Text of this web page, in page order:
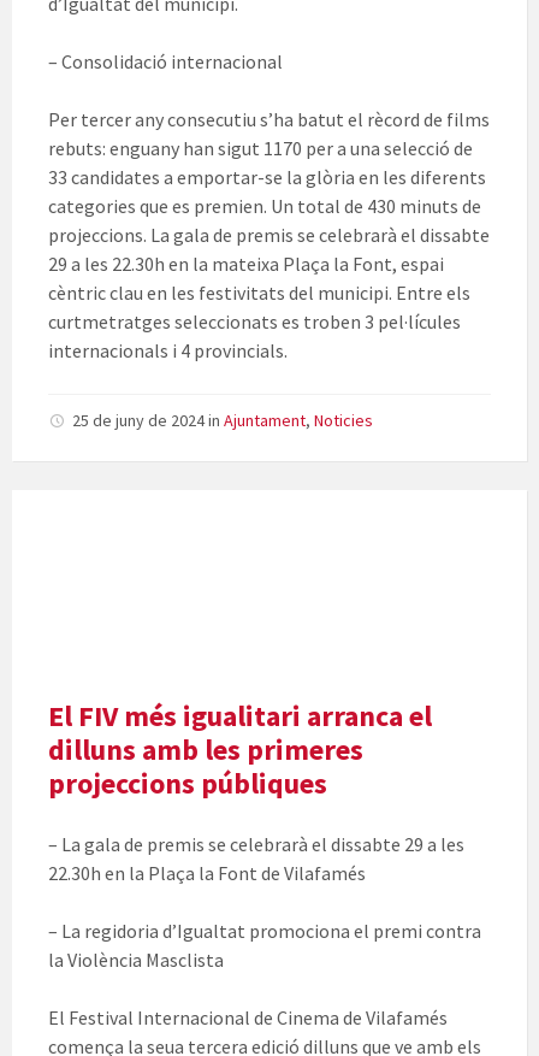
– Consolidació internacional
Per tercer any consecutiu s’ha batut el rècord de films
rebuts: enguany han sigut 1170 per a una selecció de
33 candidates a emportar-se la glòria en les diferents
categories que es premien. Un total de 430 minuts de
projeccions. La gala de premis se celebrarà el dissabte
29 a les 22.30h en la mateixa Plaça la Font, espai
cèntric clau en les festivitats del municipi. Entre els
curtmetratges seleccionats es troben 3 pel·lícules
internacionals i 4 provincials.
25 de juny de 2024in Ajuntament, Noticies
El FIV més igualitari arranca el
dilluns amb les primeres
projeccions públiques
– La gala de premis se celebrarà el dissabte 29 a les
22.30h en la Plaça la Font de Vilafamés
– La regidoria d’Igualtat promociona el premi contra
la Violència Masclista
El Festival Internacional de Cinema de Vilafamés
comença la seua tercera edició dilluns que ve amb els